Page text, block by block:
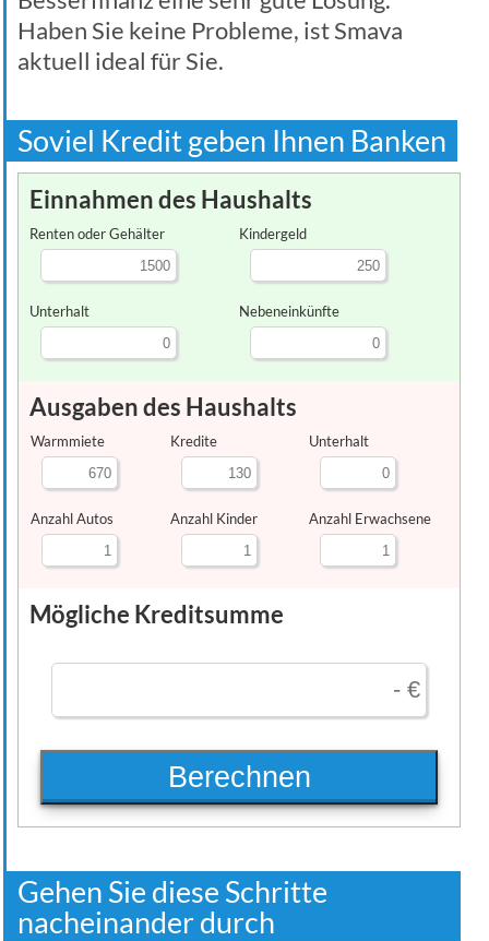
Haben Sie keine Probleme, ist Smava
aktuell ideal für Sie.
Soviel Kredit geben Ihnen Banken
Einnahmen des Haushalts
Renten oder Gehälter Kindergeld
Unterhalt Nebeneinkünfte
Ausgaben des Haushalts
Warmmiete Kredite Unterhalt
Anzahl Autos Anzahl Kinder Anzahl Erwachsene
Mögliche Kreditsumme
Berechnen
Gehen Sie diese Schritte
nacheinander durch